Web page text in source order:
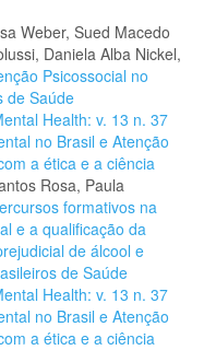
Weber, Sued Macedo
Daniela Alba Nickel,
Psicossocial no
de Saúde
Health: v. 13 n. 37
no Brasil e Atenção
a ética e a ciência
Rosa, Paula
formativos na
e a qualificação da
de álcool e
de Saúde
Health: v. 13 n. 37
no Brasil e Atenção
a ética e a ciência